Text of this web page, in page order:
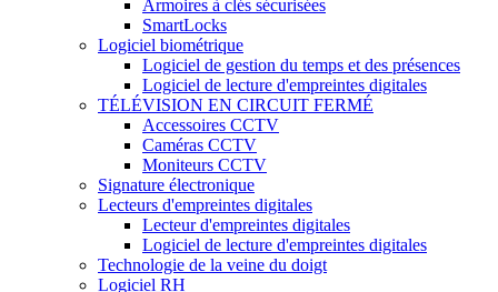
Armoires à clés sécurisées
SmartLocks
Logiciel biométrique
Logiciel de gestion du temps et des présences
Logiciel de lecture d'empreintes digitales
TÉLÉVISION EN CIRCUIT FERMÉ
Accessoires CCTV
Caméras CCTV
Moniteurs CCTV
Signature électronique
Lecteurs d'empreintes digitales
Lecteur d'empreintes digitales
Logiciel de lecture d'empreintes digitales
Technologie de la veine du doigt
Logiciel RH